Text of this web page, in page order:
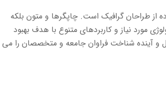
از طراحان گرافیک است. چاپگرها و متون بلکه
مورد نیاز و کاربردهای متنوع با هدف بهبود
و آینده شناخت فراوان جامعه و متخصصان را می